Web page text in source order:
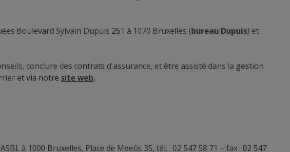
Boulevard Sylvain Dupuis 251 à 1070 Bruxelles (bureau Dupuis) et
conclure des contrats d'assurance, et être assisté dans la gestion
et via notre site web.
à 1000 Bruxelles, Place de Meeûs 35, tél. : 02 547 58 71 – fax : 02 547